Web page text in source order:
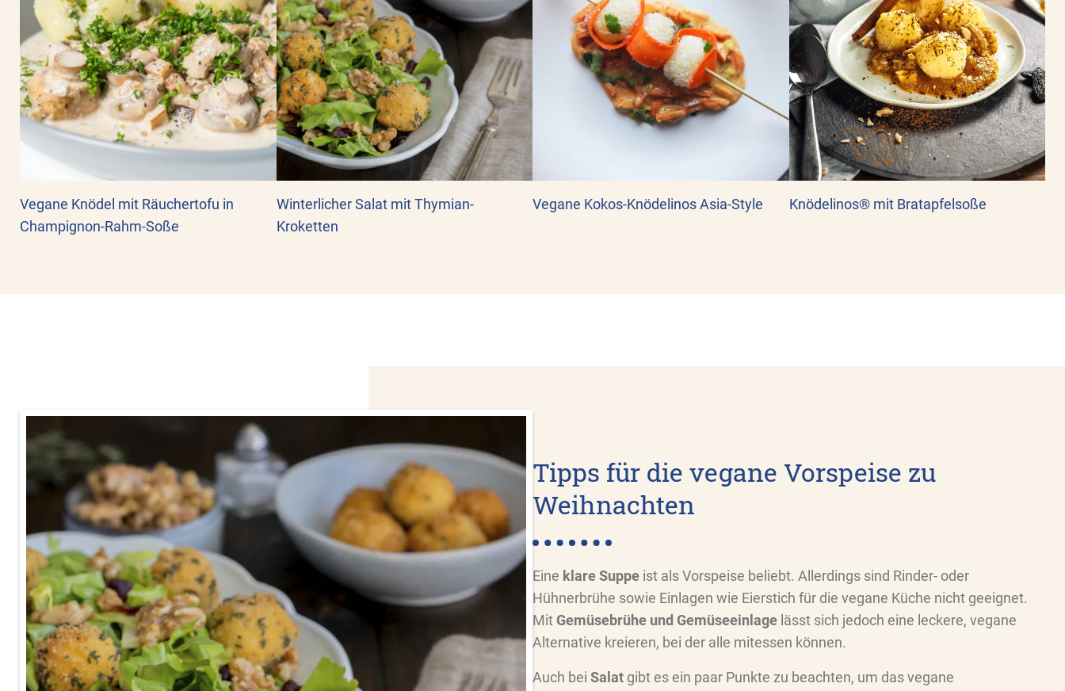
Vegane Knödel mit Räuchertofu in
Champignon-Rahm-Soße
Winterlicher Salat mit Thymian-
Kroketten
Vegane Kokos-Knödelinos Asia-Style Knödelinos® mit Bratapfelsoße
Tipps für die vegane Vorspeise zu
Weihnachten
Eine klare Suppe ist als Vorspeise beliebt. Allerdings sind Rinder- oder
Hühnerbrühe sowie Einlagen wie Eierstich für die vegane Küche nicht geeignet.
Mit Gemüsebrühe und Gemüseeinlage lässt sich jedoch eine leckere, vegane
Alternative kreieren, bei der alle mitessen können.
Auch bei Salat gibt es ein paar Punkte zu beachten, um das vegane